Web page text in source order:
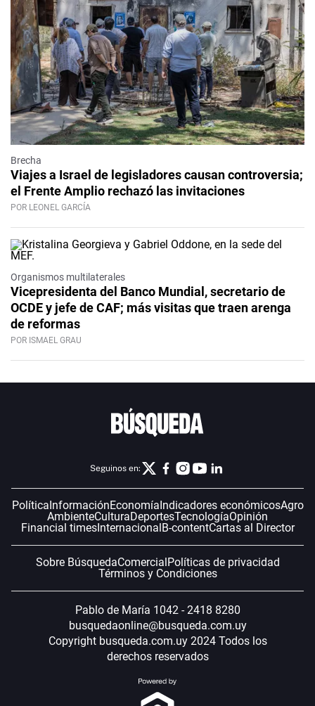
Brecha
Viajes a Israel de legisladores causan controversia;
el Frente Amplio rechazó las invitaciones
POR LEONEL GARCÍA
Organismos multilaterales
Vicepresidenta del Banco Mundial, secretario de
OCDE y jefe de CAF; más visitas que traen arenga
de reformas
POR ISMAEL GRAU
Seguinos en:
PolíticaInformaciónEconomíaIndicadores económicosAgro
AmbienteCulturaDeportesTecnologíaOpinión
Financial timesInternacionalB-contentCartas al Director
Sobre BúsquedaComercialPolíticas de privacidad
Términos y Condiciones
Pablo de María 1042 - 2418 8280
busquedaonline@busqueda.com.uy
Copyright busqueda.com.uy 2024 Todos los
derechos reservados